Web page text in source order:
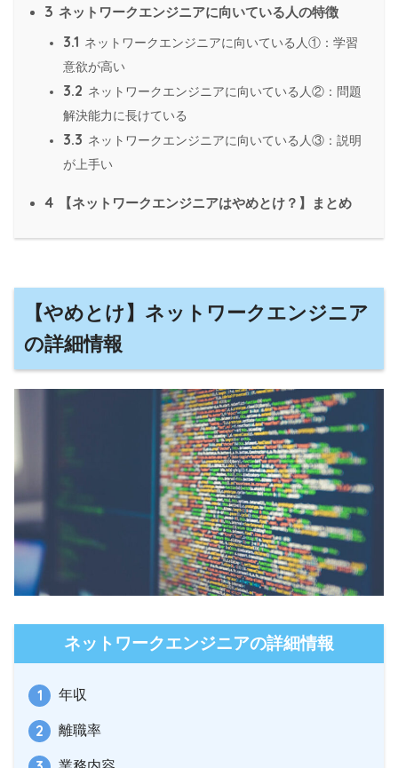
3 ネットワークエンジニアに向いている人の特徴
3.1 ネットワークエンジニアに向いている人①：学習
意欲が高い
3.2 ネットワークエンジニアに向いている人②：問題
解決能力に長けている
3.3 ネットワークエンジニアに向いている人③：説明
が上手い
4 【ネットワークエンジニアはやめとけ？】まとめ
【やめとけ】ネットワークエンジニア
の詳細情報
ネットワークエンジニアの詳細情報
年収
離職率